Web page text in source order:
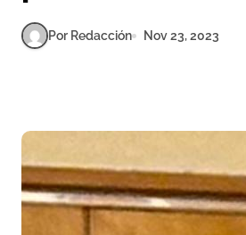
Por Redacción Nov 23, 2023